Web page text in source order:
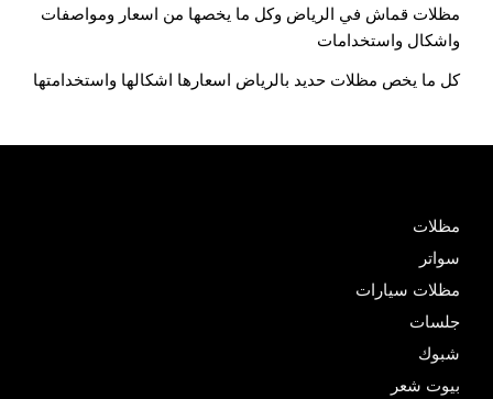
مظلات قماش في الرياض وكل ما يخصها من اسعار ومواصفات
واشكال واستخدامات
كل ما يخص مظلات حديد بالرياض اسعارها اشكالها واستخدامتها
مظلات
سواتر
مظلات سيارات
جلسات
شبوك
بيوت شعر